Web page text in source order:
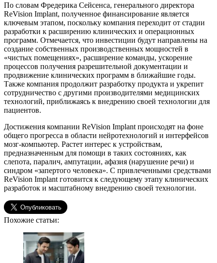
По словам Фредерика Сейсенса, генерального директора
ReVision Implant, полученное финансирование является
ключевым этапом, поскольку компания переходит от стадии
разработки к расширению клинических и операционных
программ. Отмечается, что инвестиции будут направлены на
создание собственных производственных мощностей в
«чистых помещениях», расширение команды, ускорение
процессов получения разрешительной документации и
продвижение клинических программ в ближайшие годы.
Также компания продолжит разработку продукта и укрепит
сотрудничество с другими производителями медицинских
технологий, приближаясь к внедрению своей технологии для
пациентов.
Достижения компании ReVision Implant происходят на фоне
общего прогресса в области нейротехнологий и интерфейсов
мозг-компьютер. Растет интерес к устройствам,
предназначенным для помощи в таких состояниях, как
слепота, паралич, ампутации, афазия (нарушение речи) и
синдром «запертого человека». С привлеченными средствами
ReVision Implant готовится к следующему этапу клинических
разработок и масштабному внедрению своей технологии.
Похожие статьи: